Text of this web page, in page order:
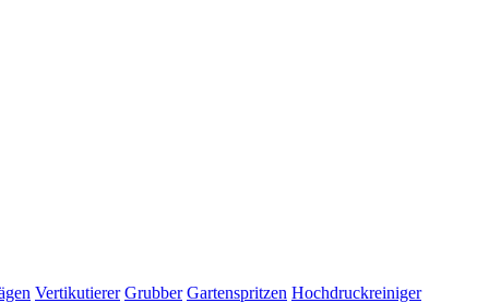
Vertikutierer Grubber Gartenspritzen Hochdruckreiniger